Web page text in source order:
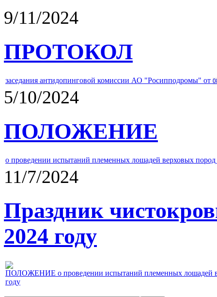
9/11/2024
ПРОТОКОЛ
заседания антидопинговой комиссии АО "Росипподромы" от
5/10/2024
ПОЛОЖЕНИЕ
о проведении испытаний племенных лошадей верховых
11/7/2024
Праздник
2024 году
ПОЛОЖЕНИЕ о проведении испытаний племенных лошадей
году